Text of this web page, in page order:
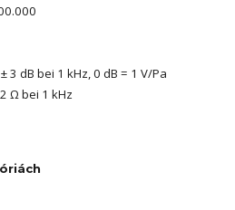
3 dB bei 1 kHz, 0 dB = 1 V/Pa
Ω bei 1 kHz